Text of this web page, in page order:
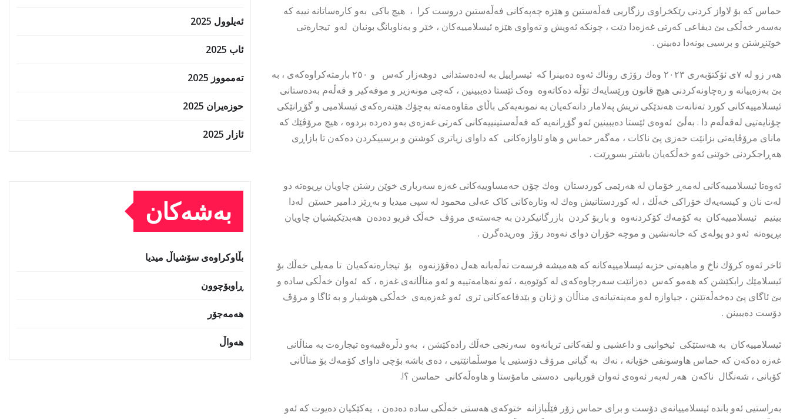
حماس کە بۆ لاواز کردنی رێکخراوی رزگاریی فەڵەستین و هێزە چەپەکانی فەڵەستین دروست کرا ، هیچ باکی بەو کارەساتانە نییە کە
بەسەر خەڵکی بێ دیفاعی کەرتی غەزەدا دێت ، چونکە ئەویش و تەواوی هێزە ئیسلامییەکان ، خێر و بەناوبانگ بونیان لەو تیجارەتی
خوێنڕشتن و برسیی بونەدا دەبینن .
هەر زو لە ٧ی ئۆکتۆبەری ٢٠٢٣ وەك رۆژی روناك ئەوە دەبینرا کە ئیسراییل بە لەدەستدانی دوهەزار کەس و ٢٥٠ بارمتەکراوەکەی ، بە
بێ بەزەییانە و رەچاونەکردنی هیچ قانون ورێسایەك تۆڵە دەکاتەوە وەک ئێستا دەیبینین ، کەچی مونەزیر و موفەکیر و قەڵەم بەدەستانی
ئیسلامییەکانی کورد تەنانەت هەندێکی تریش پەلامار دانەکەیان بە نمونەیەکی باڵای مقاوەمەتە بەچۆك هێنەرەکەی ئیسلامیی و گۆڕانێکی
چۆنایەتیی لەقەڵەم دا . بەڵێ ئەوەی ئێستا دەیبینین ئەو گۆڕانەیە کە فەڵەستینییەکانی کەرتی غەزەی بەو دەردە بردوە ، هیچ مرۆڤێك کە
مانای مرۆڤایەتی بزانێت حەزی پێ ناکات ، مەگەر حماس و هاو ئاوازەکانی کە داوای زیاتری کوشتن و برسییکردن دەکەن تا بازاڕی
هەڕاجکردنی خوێنی ئەو خەڵکەیان باشتر بسوڕێت .
ئەوەتا ئیسلامییەکانی لەمەڕ خۆمان لە هەرێمی کوردستان وەك چۆن حەمساوییەکانی غەزە سەرباری خوێن رشتن چاویان بڕیوەتە دو
لەت نان و کیسەیەك خۆراکی خەڵك ، لە کوردستانیش وەك لە وتارەکانی کاک عەلی محمود لە سپی میدیا و بەڕێز د.امیر حسێن لەدا
بینیم ئیسلامییەکان بە کۆمەك کۆکردنەوە و باربۆ کردن بازرگانیکردن بە جەستەی مرۆڤ خەڵک فریو دەدەن هەبدێکیشیان چاویان
بڕیوەتە ئەو دو پولەی کە خانەنشین و موچە خۆران دوای نەوەد رۆژ وەریدەگرن .
ئاخر ئەوە کرۆك ناخ و ماهیەتی حزبە ئیسلامییەکانە کە هەمیشە فرسەت تەڵەبانە هەل دەقۆزنەوە بۆ تیجارەتەکەیان تا مەیلی خەڵك بۆ
ئیسلامێك رابکێشن کە هەمو کەس دەزانێت سەرچاوەکەی لە کوێوەیە ، ئەو نەهامەتییە و ئەو مناڵانەی غەزە ، کە ئەوان خەڵکی سادە و
بێ ئاگای پێ دەخەڵەتێنن ، جیاوازە لەو مەینەتیانەی مناڵان و ژنان و بێدفاعەکانی تری ئەو غەزەیەی خەڵکی هوشیار و بە ئاگا و مرۆڤ
دۆست دەیبینن .
ئیسلامییەکان بە هەستێکی ئیخوانیی و داعشیی و لقەکانی تریانەوە سەرنجی خەڵك رادەکێشن ، بەو دڵرەقییەوە تیجارەت بە مناڵانی
غەزە دەکەن کە حماس هاوسونفی خۆیانە ، نەك بە گیانی مرۆڤ دۆستیی یا موسڵمانێتیی ، دەی باشە بۆچی داوای کۆمەك بۆ مناڵانی
کۆبانی ، شەنگال ناکەن هەر لەبەر ئەوەی ئەوان قوربانیی دەستی مامۆستا و هاوەڵەکانی حماسن ؟!.
بەراستیی ئەو باندە ئیسلامییانەی دۆست و برای حماس زۆر فێڵبازانە ختوکەی هەستی خەڵکی سادە دەدەن ، یەکێکیان دەیوت کە ئەو
ئەیلوول 2025
ئاب 2025
تەممووز 2025
حوزه‌یران 2025
ئازار 2025
بەشەکان
بڵاوکراوەی سۆشیاڵ میدیا
ڕاوبۆچوون
هەمەجۆر
هەواڵ